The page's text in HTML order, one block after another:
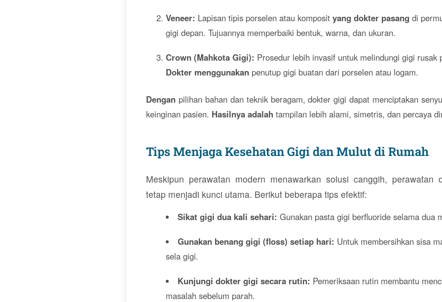
Veneer: Lapisan tipis porselen atau komposit yang dokter pasang di
gigi depan. Tujuannya memperbaiki bentuk, warna, dan ukuran.
Crown (Mahkota Gigi): Prosedur lebih invasif untuk melindungi gigi rusak
Dokter menggunakan penutup gigi buatan dari porselen atau logam.
Dengan pilihan bahan dan teknik beragam, dokter gigi dapat menciptakan
keinginan pasien. Hasilnya adalah tampilan lebih alami, simetris, dan percaya
Tips Menjaga Kesehatan Gigi dan Mulut di Rumah
Meskipun perawatan modern menawarkan solusi canggih, perawatan
tetap menjadi kunci utama. Berikut beberapa tips efektif:
Casino
Dewapoker
Sikat gigi dua kali sehari: Gunakan pasta gigi berfluoride selama dua
Gunakan benang gigi (floss) setiap hari: Untuk membersihkan sisa
sela gigi.
Kunjungi dokter gigi secara rutin: Pemeriksaan rutin membantu
masalah sebelum parah.